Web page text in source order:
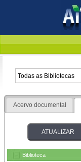
Acervo documental
Biblioteca